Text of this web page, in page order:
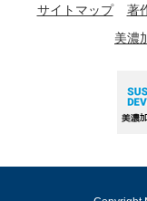
サイトマップ 著
美濃